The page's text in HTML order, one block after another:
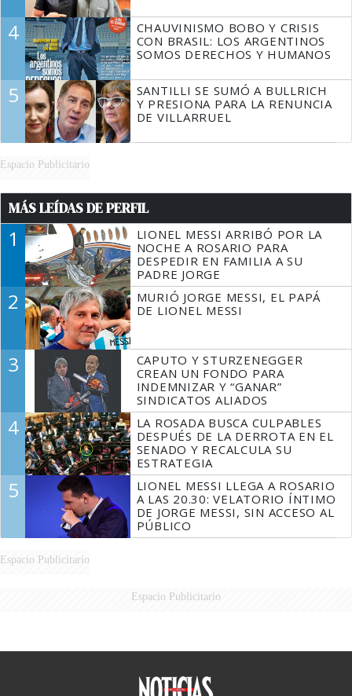
4
CHAUVINISMO BOBO Y CRISIS
CON BRASIL: LOS ARGENTINOS
SOMOS DERECHOS Y HUMANOS
5
SANTILLI SE SUMÓ A BULLRICH
Y PRESIONA PARA LA RENUNCIA
DE VILLARRUEL
Espacio Publicitario
MÁS LEÍDAS DE PERFIL
1
LIONEL MESSI ARRIBÓ POR LA
NOCHE A ROSARIO PARA
DESPEDIR EN FAMILIA A SU
PADRE JORGE
2
MURIÓ JORGE MESSI, EL PAPÁ
DE LIONEL MESSI
3
CAPUTO Y STURZENEGGER
CREAN UN FONDO PARA
INDEMNIZAR Y “GANAR”
SINDICATOS ALIADOS
4
LA ROSADA BUSCA CULPABLES
DESPUÉS DE LA DERROTA EN EL
SENADO Y RECALCULA SU
ESTRATEGIA
5
LIONEL MESSI LLEGA A ROSARIO
A LAS 20.30: VELATORIO ÍNTIMO
DE JORGE MESSI, SIN ACCESO AL
PÚBLICO
Espacio Publicitario
Espacio Publicitario